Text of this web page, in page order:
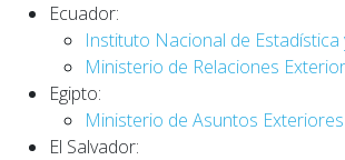
Ecuador:
Instituto Nacional de Estadística
Ministerio de Relaciones
Egipto:
Ministerio de Asuntos Exteriores
El Salvador: